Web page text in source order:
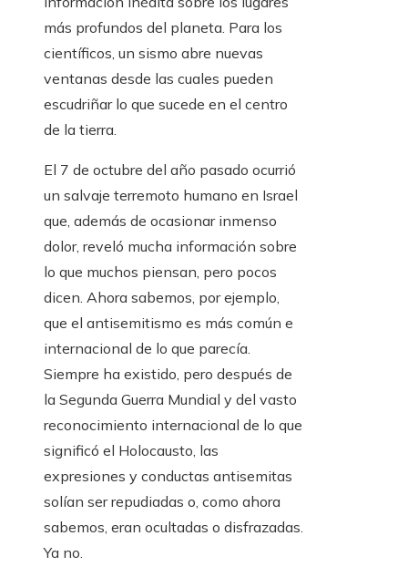
más profundos del planeta. Para los
científicos, un sismo abre nuevas
ventanas desde las cuales pueden
escudriñar lo que sucede en el centro
de la tierra.
El 7 de octubre del año pasado ocurrió
un salvaje terremoto humano en Israel
que, además de ocasionar inmenso
dolor, reveló mucha información sobre
lo que muchos piensan, pero pocos
dicen. Ahora sabemos, por ejemplo,
que el antisemitismo es más común e
internacional de lo que parecía.
Siempre ha existido, pero después de
la Segunda Guerra Mundial y del vasto
reconocimiento internacional de lo que
significó el Holocausto, las
expresiones y conductas antisemitas
solían ser repudiadas o, como ahora
sabemos, eran ocultadas o disfrazadas.
Ya no.